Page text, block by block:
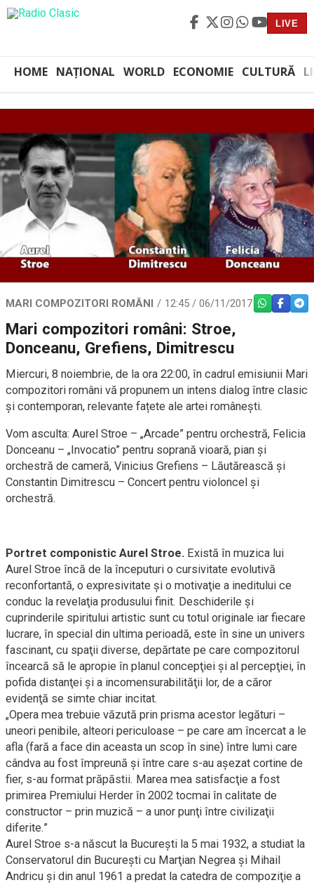
LIVE
HOME NAȚIONAL WORLD ECONOMIE CULTURĂ
MARI COMPOZITORI ROMÂNI 12:45 / 06/11/2017 WHATSAPP
Mari compozitori români: Stroe,
Donceanu, Grefiens, Dimitrescu
Miercuri, 8 noiembrie, de la ora 22:00, în cadrul emisiunii Mari
compozitori români vă propunem un intens dialog între clasic
și contemporan, relevante fațete ale artei românești.
Vom asculta: Aurel Stroe – „Arcade” pentru orchestră, Felicia
Donceanu – „Invocatio” pentru soprană vioară, pian și
orchestră de cameră, Vinicius Grefiens – Lăutărească și
Constantin Dimitrescu – Concert pentru violoncel şi
orchestră.
Portret componistic Aurel Stroe. Există în muzica lui
Aurel Stroe încă de la începuturi o cursivitate evolutivă
reconfortantă, o expresivitate şi o motivaţie a ineditului ce
conduc la revelaţia produsului finit. Deschiderile şi
cuprinderile spiritului artistic sunt cu totul originale iar fiecare
lucrare, în special din ultima perioadă, este în sine un univers
fascinant, cu spaţii diverse, depărtate pe care compozitorul
încearcă să le apropie în planul concepţiei şi al percepţiei, în
pofida distanţei şi a incomensurabilităţii lor, de a căror
evidenţă se simte chiar incitat.
„Opera mea trebuie văzută prin prisma acestor legături –
uneori penibile, alteori periculoase – pe care am încercat a le
afla (fară a face din aceasta un scop în sine) între lumi care
cândva au fost împreună şi între care s-au aşezat cortine de
fier, s-au format prăpăstii. Marea mea satisfacţie a fost
primirea Premiului Herder în 2002 tocmai în calitate de
constructor – prin muzică – a unor punţi între civilizaţii
diferite.”
Aurel Stroe s-a născut la Bucureşti la 5 mai 1932, a studiat la
Conservatorul din Bucureşti cu Marţian Negrea şi Mihail
Andricu şi din anul 1961 a predat la catedra de compoziţie a